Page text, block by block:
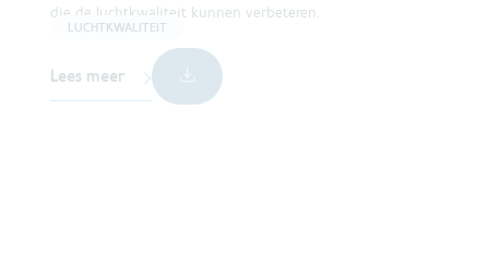
die de luchtkwaliteit kunnen verbeteren.
LUCHTKWALITEIT
Lees meer